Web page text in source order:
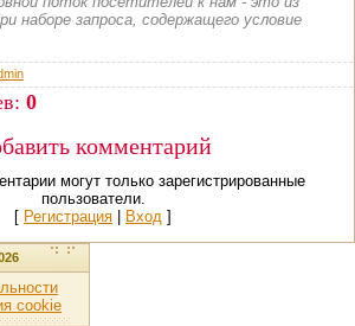
наборе запроса, содержащего условие
: 0
комментарий
могут только зарегистрированные
пользователи.
[ Регистрация Вход ]
cookie